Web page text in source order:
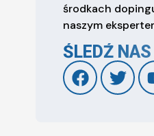
środkach
naszym
ŚLEDŹ NAS